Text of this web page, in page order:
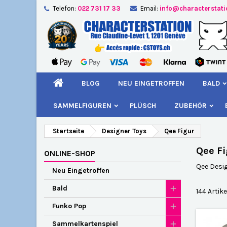
Telefon: 022 731 17 33 Email:
BLOG NEU EINGETROFFEN BALD
SAMMELFIGUREN PLÜSCH ZUBEHÖR
Startseite Designer Toys Qee Figur
ONLINE-SHOP
Neu Eingetroffen
Bald
Funko Pop
Sammelkartenspiel
Qee
Qee
144